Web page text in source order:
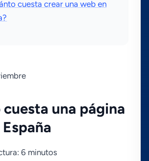
cuesta crear una web en
una página
6 minutos